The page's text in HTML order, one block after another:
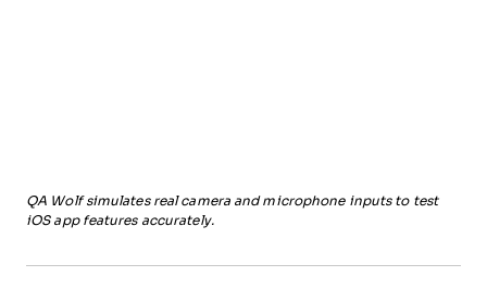
QA Wolf simulates real camera and microphone inputs to test
iOS app features accurately.